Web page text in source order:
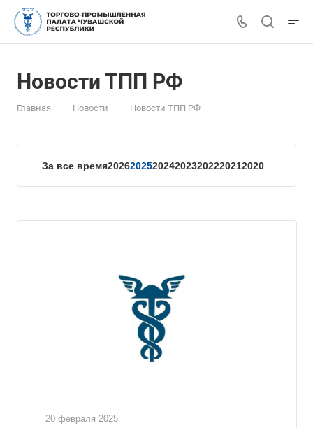
Новости ТПП РФ
Главная — Новости — Новости ТПП РФ
За все время2026202520242023202220212020
20 февраля 2025